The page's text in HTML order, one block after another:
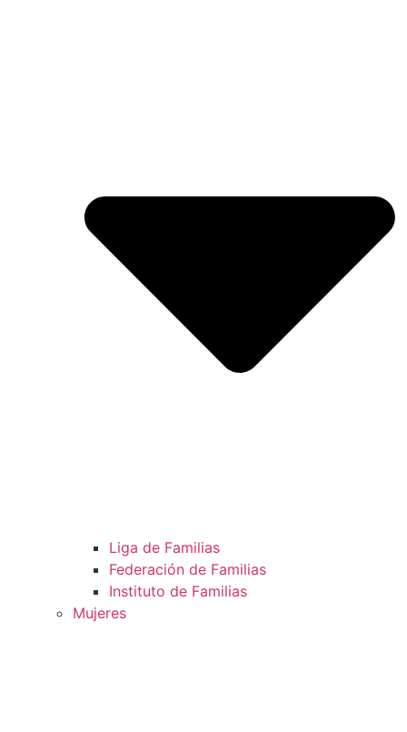
Liga de Familias
Federación de Familias
Instituto de Familias
Mujeres